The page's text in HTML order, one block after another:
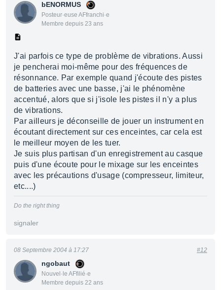
bENORMUS
Posteur·euse AFfranchi·e
Membre depuis 23 ans
J'ai parfois ce type de problème de vibrations. Aussi
je pencherai moi-même pour des fréquences de
résonnance. Par exemple quand j'écoute des pistes
de batteries avec une basse, j'ai le phénomène
accentué, alors que si j'isole les pistes il n'y a plus
de vibrations.
Par ailleurs je déconseille de jouer un instrument en
écoutant directement sur ces enceintes, car cela est
le meilleur moyen de les tuer.
Je suis plus partisan d'un enregistrement au casque
puis d'une écoute pour le mixage sur les enceintes
avec les précautions d'usage (compresseur, limiteur,
etc....)
Do the right thing
signaler
ngobaut
Nouvel·le AFfilié·e
Membre depuis 22 ans
08 Septembre 2004 à 17:27 #12